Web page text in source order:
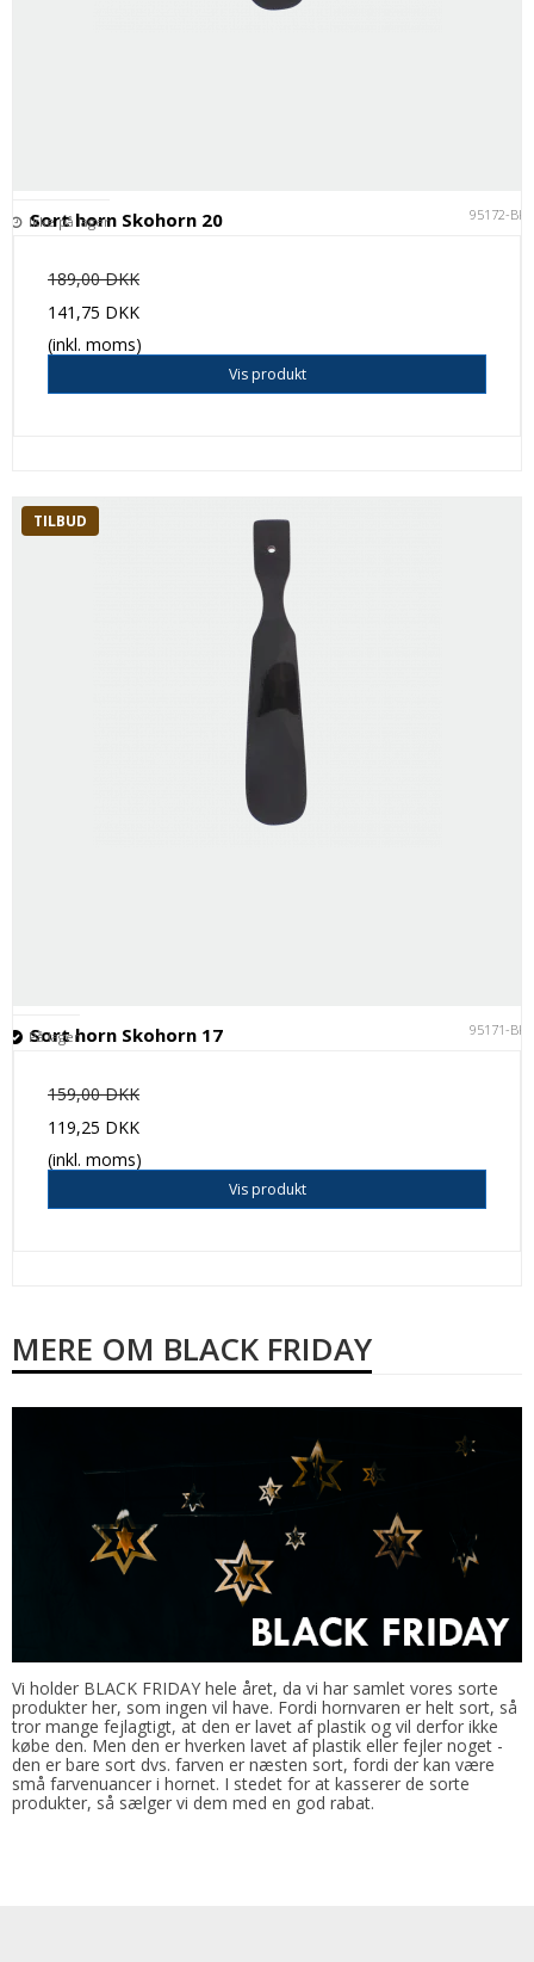
Sort horn Skohorn 20 95172-BK
Ikke på lager
189,00 DKK
141,75 DKK
(inkl. moms)
Vis produkt
TILBUD
Sort horn Skohorn 17 95171-BK
På lager
159,00 DKK
119,25 DKK
(inkl. moms)
Vis produkt
MERE OM BLACK FRIDAY
Vi holder BLACK FRIDAY hele året, da vi har samlet vores sorte
produkter her, som ingen vil have. Fordi hornvaren er helt sort, så
tror mange fejlagtigt, at den er lavet af plastik og vil derfor ikke
købe den. Men den er hverken lavet af plastik eller fejler noget -
den er bare sort dvs. farven er næsten sort, fordi der kan være
små farvenuancer i hornet. I stedet for at kasserer de sorte
produkter, så sælger vi dem med en god rabat.